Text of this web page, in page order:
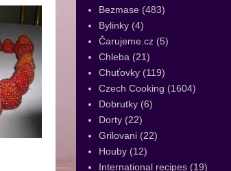
Bezmase (483)
Bylinky (4)
Čarujeme.cz (5)
Chleba (21)
Chuťovky (119)
Czech Cooking (1604)
Dobrutky (6)
Dorty (22)
Grilovani (22)
Houby (12)
International recipes (19)